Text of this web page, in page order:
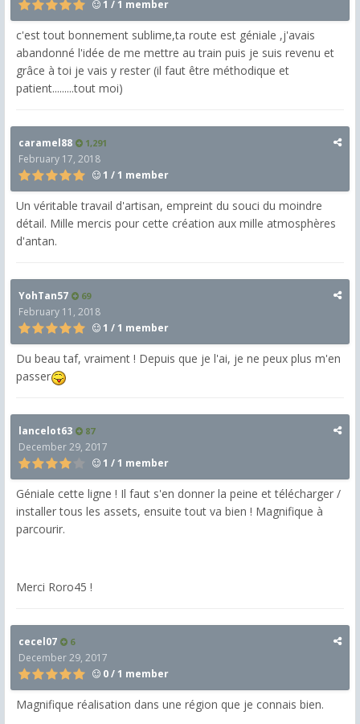
1 / 1 member
c'est tout bonnement sublime,ta route est géniale ,j'avais
abandonné l'idée de me mettre au train puis je suis revenu et
grâce à toi je vais y rester (il faut être méthodique et
patient.........tout moi)
caramel88 1,291
February 17, 2018
1 / 1 member
Un véritable travail d'artisan, empreint du souci du moindre
détail. Mille mercis pour cette création aux mille atmosphères
d'antan.
YohTan57 69
February 11, 2018
1 / 1 member
Du beau taf, vraiment ! Depuis que je l'ai, je ne peux plus m'en
passer
lancelot63 87
December 29, 2017
1 / 1 member
Géniale cette ligne ! Il faut s'en donner la peine et télécharger /
installer tous les assets, ensuite tout va bien ! Magnifique à
parcourir.
Merci Roro45 !
cecel07 6
December 29, 2017
0 / 1 member
Magnifique réalisation dans une région que je connais bien.